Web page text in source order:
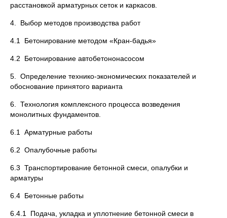
расстановкой арматурных сеток и каркасов.
4. Выбор методов производства работ
4.1 Бетонирование методом «Кран-бадья»
4.2 Бетонирование автобетононасосом
5. Определение технико-экономических показателей и
обоснование принятого варианта
6. Технология комплексного процесса возведения
монолитных фундаментов.
6.1 Арматурные работы
6.2 Опалубочные работы
6.3 Транспортирование бетонной смеси, опалубки и
арматуры
6.4 Бетонные работы
6.4.1 Подача, укладка и уплотнение бетонной смеси в